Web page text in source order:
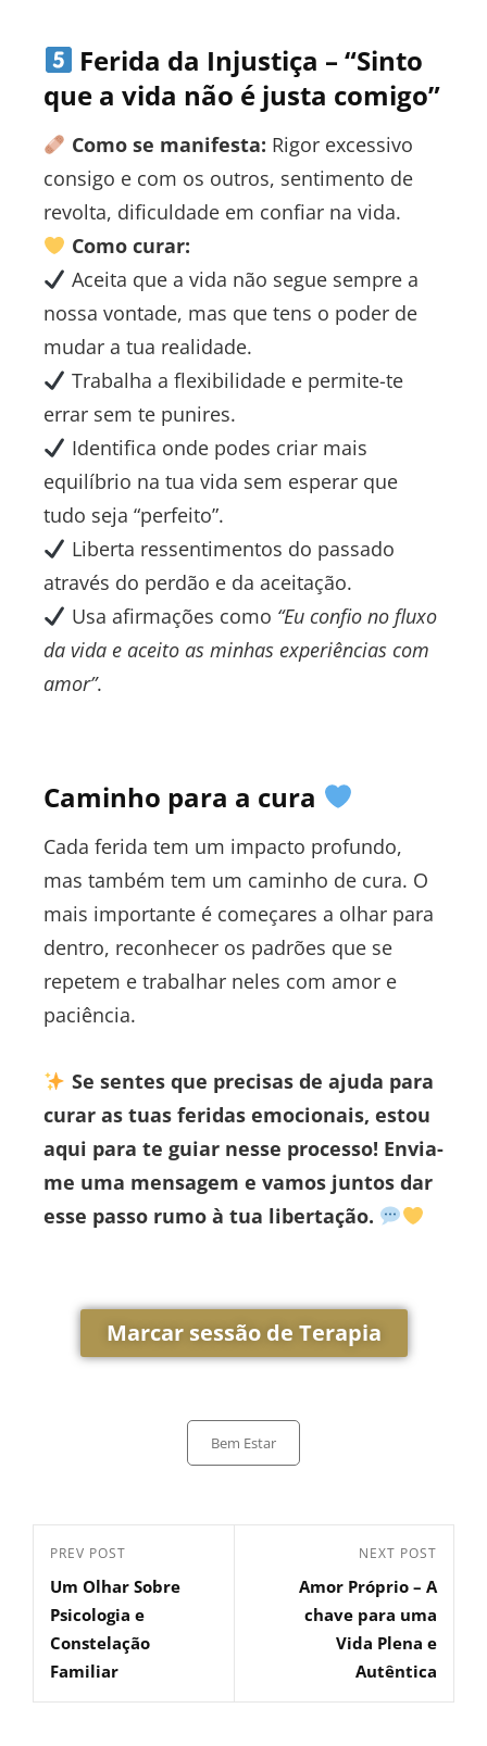
Ferida da Injustiça – “Sinto
que a vida não é justa comigo”
Como se manifesta: Rigor excessivo
consigo e com os outros, sentimento de
revolta, dificuldade em confiar na vida.
Como curar:
Aceita que a vida não segue sempre a
nossa vontade, mas que tens o poder de
mudar a tua realidade.
Trabalha a flexibilidade e permite-te
errar sem te punires.
Identifica onde podes criar mais
equilíbrio na tua vida sem esperar que
tudo seja “perfeito”.
Liberta ressentimentos do passado
através do perdão e da aceitação.
Usa afirmações como “Eu confio no fluxo
da vida e aceito as minhas experiências com
amor”.
Caminho para a cura
Cada ferida tem um impacto profundo,
mas também tem um caminho de cura. O
mais importante é começares a olhar para
dentro, reconhecer os padrões que se
repetem e trabalhar neles com amor e
paciência.
Se sentes que precisas de ajuda para
curar as tuas feridas emocionais, estou
aqui para te guiar nesse processo! Envia-
me uma mensagem e vamos juntos dar
esse passo rumo à tua libertação.
Marcar sessão de Terapia
Bem Estar
PREV POST
Um Olhar Sobre
Psicologia e
Constelação
Familiar
NEXT POST
Amor Próprio – A
chave para uma
Vida Plena e
Autêntica